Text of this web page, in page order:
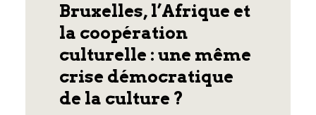
Bruxelles, l’Afrique et
la coopération
culturelle : une même
crise démocratique
de la culture ?